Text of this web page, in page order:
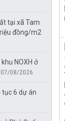
tại xã Tam
đồng/m2
NOXH ở
07/08/2026
tục 6 dự án